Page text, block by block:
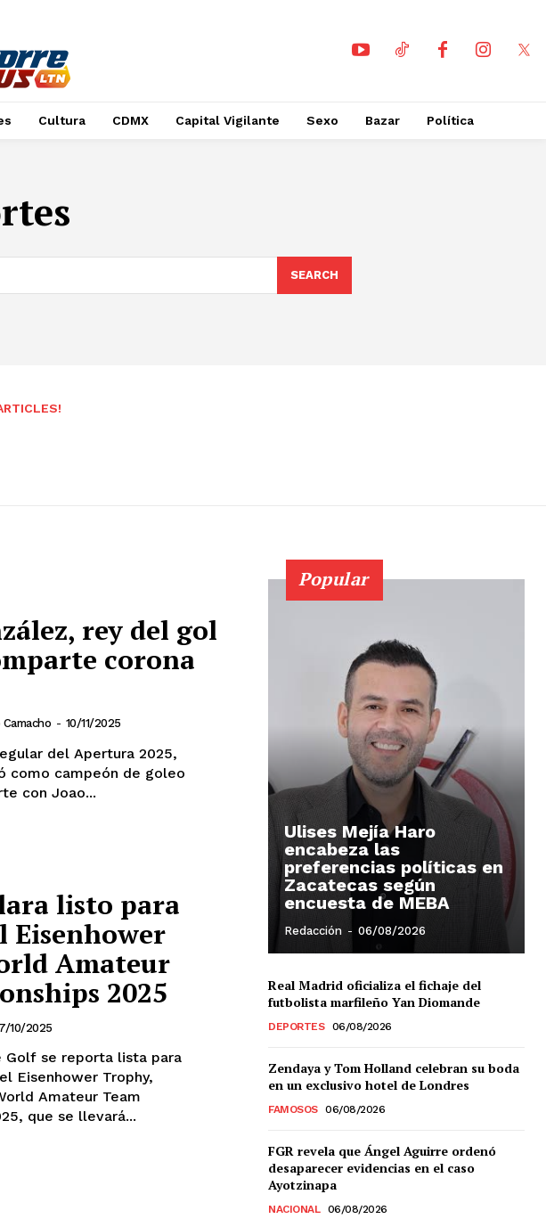
Cultura CDMX Capital Vigilante Sexo Bazar Política
SEARCH
rey del gol
corona
- 10/11/2025
del Apertura 2025,
como campeón de goleo
con Joao...
listo para
Eisenhower
Amateur
2025
10/2025
Golf se reporta lista para
Eisenhower Trophy,
Amateur Team
que se llevará...
Popular
Ulises Mejía Haro
encabeza las
preferencias políticas en
Zacatecas según
encuesta de MEBA
Redacción - 06/08/2026
Real Madrid oficializa el fichaje del
futbolista marfileño Yan Diomande
DEPORTES 06/08/2026
Zendaya y Tom Holland celebran su boda
en un exclusivo hotel de Londres
FAMOSOS 06/08/2026
FGR revela que Ángel Aguirre ordenó
desaparecer evidencias en el caso
Ayotzinapa
NACIONAL 06/08/2026